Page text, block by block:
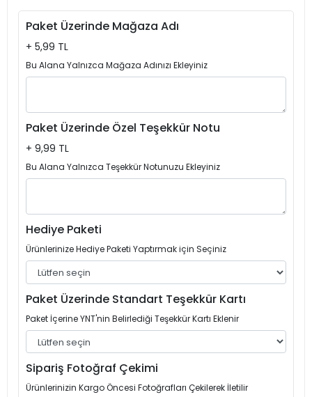
Paket Üzerinde Mağaza Adı
+ 5,99 TL
Bu Alana Yalnızca Mağaza Adınızı Ekleyiniz
Paket Üzerinde Özel Teşekkür Notu
+ 9,99 TL
Bu Alana Yalnızca Teşekkür Notunuzu Ekleyiniz
Hediye Paketi
Ürünlerinize Hediye Paketi Yaptırmak için Seçiniz
Paket Üzerinde Standart Teşekkür Kartı
Paket İçerine YNT'nin Belirlediği Teşekkür Kartı Eklenir
Sipariş Fotoğraf Çekimi
Ürünlerinizin Kargo Öncesi Fotoğrafları Çekilerek İletilir